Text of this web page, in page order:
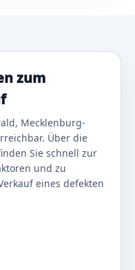
zum
Mecklenburg-
Über die
Sie schnell zur
und zu
eines defekten